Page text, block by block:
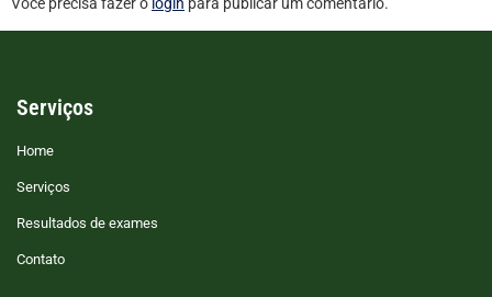
Serviços
Home
Serviços
Resultados de exames
Contato